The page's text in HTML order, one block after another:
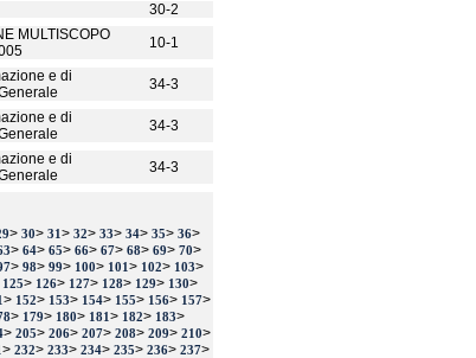
30-2
MULTISCOPO
10-1
e di
34-3
e di
34-3
e di
34-3
> 30> 31> 32> 33> 34> 35> 36>
> 64> 65> 66> 67> 68> 69> 70>
> 98> 99> 100> 101> 102> 103>
125> 126> 127> 128> 129> 130>
> 152> 153> 154> 155> 156> 157>
> 179> 180> 181> 182> 183>
> 205> 206> 207> 208> 209> 210>
> 232> 233> 234> 235> 236> 237>